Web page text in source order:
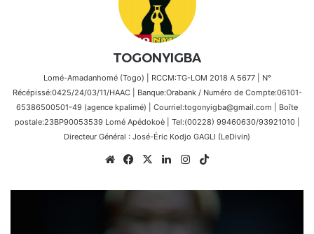
TOGONYIGBA
Lomé-Amadanhomé (Togo) | RCCM:TG-LOM 2018 A 5677 | N°
Récépissé:0425/24/03/11/HAAC | Banque:Orabank / Numéro de Compte:06101-
65386500501-49 (agence kpalimé) | Courriel:togonyigba@gmail.com | Boîte
postale:23BP90053539 Lomé Apédokoè | Tel:(00228) 99460630/93921010 |
Directeur Général : José-Éric Kodjo GAGLI (LeDivin)
WebsiteFacebook
X LinkedinInstagram